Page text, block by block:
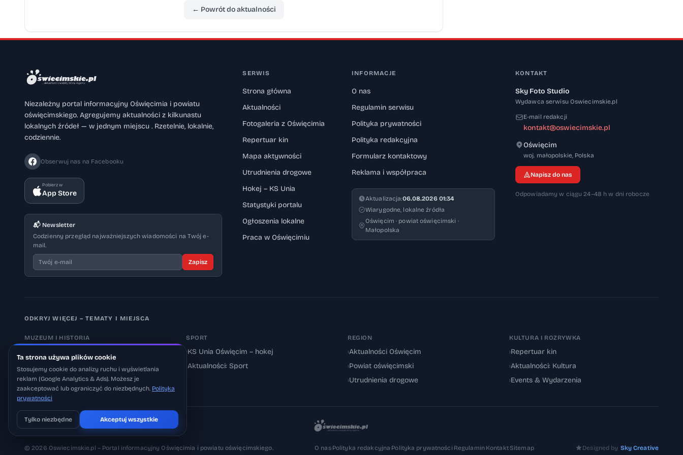
← Powrót do aktualności
Niezależny portal informacyjny Oświęcimia i powiatu
oświęcimskiego. Agregujemy aktualności z kilkunastu
lokalnych źródeł — w jednym miejscu . Rzetelnie, lokalnie,
codziennie.
Obserwuj nas na Facebooku
Pobierz w
App Store
📬 Newsletter
Codzienny przegląd najważniejszych wiadomości na Twój e-
mail.
Zapisz
SERWIS
Strona główna
Aktualności
Fotogaleria z Oświęcimia
Repertuar kin
Mapa aktywności
Utrudnienia drogowe
Hokej – KS Unia
Statystyki portalu
Ogłoszenia lokalne
Praca w Oświęcimiu
INFORMACJE
O nas
Regulamin serwisu
Polityka prywatności
Polityka redakcyjna
Formularz kontaktowy
Reklama i współpraca
Aktualizacja:06.08.2026 01:34
Wiarygodne, lokalne źródła
Oświęcim · powiat oświęcimski ·
Małopolska
KONTAKT
Sky Foto Studio
Wydawca serwisu Oswiecimskie.pl
E-mail redakcji
kontakt@oswiecimskie.pl
Oświęcim
woj. małopolskie, 32-600
Polska
Napisz do nas
Odpowiadamy w ciągu 24–48 h w dni robocze
ODKRYJ WIĘCEJ – TEMATY I MIEJSCA
MUZEUM I HISTORIA
›Aktualności: Muzeum
›Aktualności: Historia
SPORT
›KS Unia Oświęcim – hokej
Aktualności: Sport
REGION
›Aktualności Oświęcim
›Powiat oświęcimski
›Utrudnienia drogowe
KULTURA I ROZRYWKA
›Repertuar kin
›Aktualności: Kultura
›Events & Wydarzenia
© 2026 Oswiecimskie.pl – Portal informacyjny Oświęcimia i powiatu oświęcimskiego. O nas·Polityka redakcyjna·Polityka prywatności·Regulamin·Kontakt·Sitemap Designed by Sky Creative
Ta strona używa plików cookie
Stosujemy cookie do analizy ruchu i wyświetlania
reklam (Google Analytics & Ads). Możesz je
zaakceptować lub ograniczyć do niezbędnych. Polityka
prywatności
Tylko niezbędne Akceptuj wszystkie
Pobierz na iOS